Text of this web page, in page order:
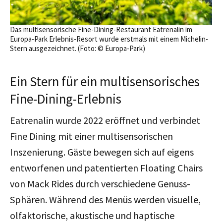
Das multisensorische Fine-Dining-Restaurant Eatrenalin im
Europa-Park Erlebnis-Resort wurde erstmals mit einem Michelin-
Stern ausgezeichnet. (Foto: © Europa-Park)
Ein Stern für ein multisensorisches
Fine-Dining-Erlebnis
Eatrenalin wurde 2022 eröffnet und verbindet
Fine Dining mit einer multisensorischen
Inszenierung. Gäste bewegen sich auf eigens
entworfenen und patentierten Floating Chairs
von Mack Rides durch verschiedene Genuss-
Sphären. Während des Menüs werden visuelle,
olfaktorische, akustische und haptische